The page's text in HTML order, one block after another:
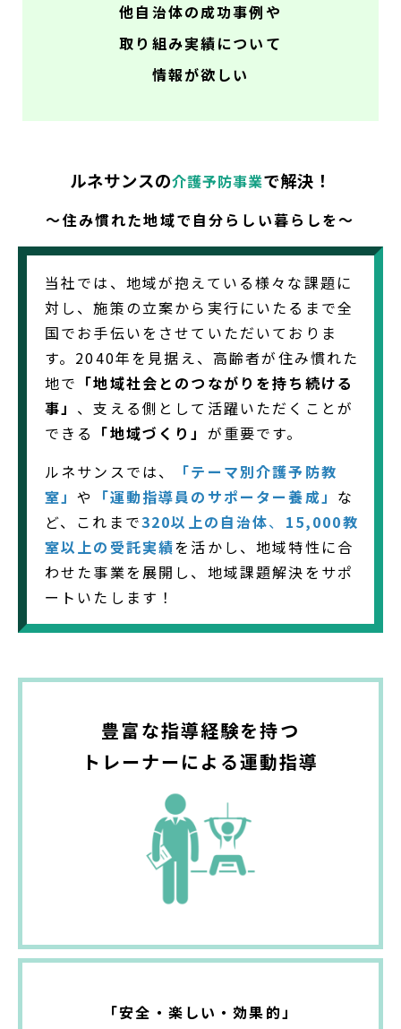
他自治体の成功事例や
取り組み実績について
情報が欲しい
ルネサンスの介護予防事業で解決！
～住み慣れた地域で自分らしい暮らしを～
当社では、地域が抱えている様々な課題に
対し、施策の立案から実行にいたるまで全
国でお手伝いをさせていただいておりま
す。2040年を見据え、高齢者が住み慣れた
地で 「地域社会とのつながりを持ち続ける
事」 、支える側として活躍いただくことが
できる 「地域づくり」 が重要です。
ルネサンスでは、
「テーマ別介護予防教
室」や 「運動指導員のサポーター養成」 な
ど、これまで320以上の自治体、 15,000教
室以上の受託実績を活かし、地域特性に合
わせた事業を展開し、地域課題解決をサポ
ートいたします！
豊富な指導経験を持つ
トレーナーによる運動指導
「安全・楽しい・効果的」